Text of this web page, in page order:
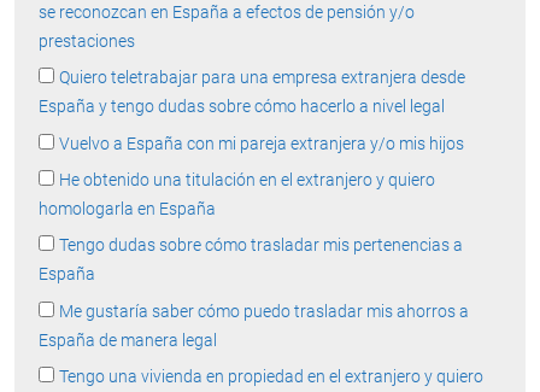
se reconozcan en España a efectos de pensión y/o
prestaciones
Quiero teletrabajar para una empresa extranjera desde
España y tengo dudas sobre cómo hacerlo a nivel legal
Vuelvo a España con mi pareja extranjera y/o mis hijos
He obtenido una titulación en el extranjero y quiero
homologarla en España
Tengo dudas sobre cómo trasladar mis pertenencias a
España
Me gustaría saber cómo puedo trasladar mis ahorros a
España de manera legal
Tengo una vivienda en propiedad en el extranjero y quiero